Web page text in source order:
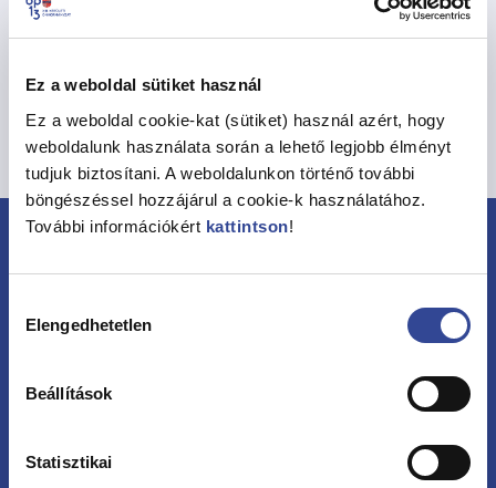
Ez a weboldal sütiket használ
Ez a weboldal cookie-kat (sütiket) használ azért, hogy
weboldalunk használata során a lehető legjobb élményt
tudjuk biztosítani. A weboldalunkon történő további
böngészéssel hozzájárul a cookie-k használatához.
További információkért kattintson!
kiválasztása
Elengedhetetlen
Beállítások
Statisztikai
Nagy Mihály ingatlanárverési ügye 2437
Letöltés
Vissza a hirdetményekhez